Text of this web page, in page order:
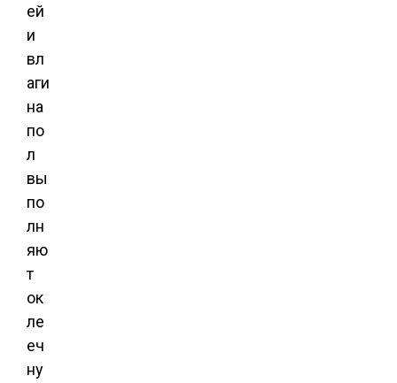
ей
и
вл
аги
на
по
л
вы
по
лн
яю
т
ок
ле
еч
ну